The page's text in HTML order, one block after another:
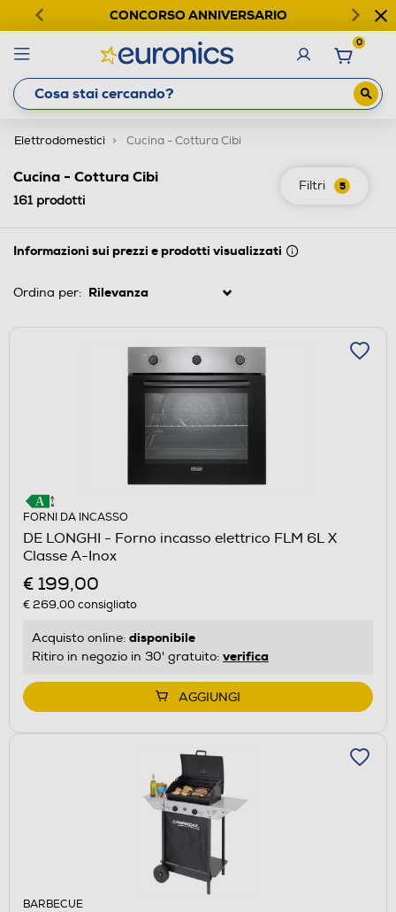
CONCORSO ANNIVERSARIO
0
Elettrodomestici Cucina - Cottura Cibi
Filtri 5
Cucina - Cottura Cibi
161prodotti
Informazioni sui prezzi e prodotti visualizzati
Ordina per:
FORNI DA INCASSO
DE LONGHI - Forno incasso elettrico FLM 6L X
Classe A-Inox
€ 199,00
€ 269,00consigliato
Acquisto online: disponibile
Ritiro in negozio in 30' gratuito: verifica
AGGIUNGI
BARBECUE